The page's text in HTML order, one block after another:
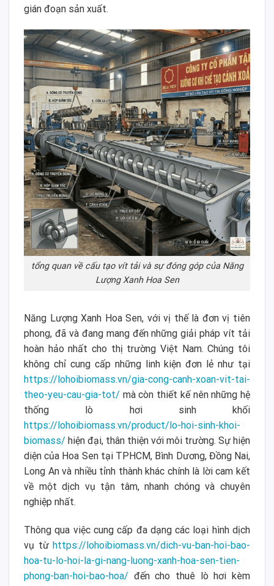
gián đoạn sản xuất.
tổng quan về cấu tạo vít tải và sự đóng góp của Năng
Lượng Xanh Hoa Sen
Năng Lượng Xanh Hoa Sen, với vị thế là đơn vị tiên
phong, đã và đang mang đến những giải pháp vít tải
hoàn hảo nhất cho thị trường Việt Nam. Chúng tôi
không chỉ cung cấp những linh kiện đơn lẻ như tại
https://lohoibiomass.vn/gia-cong-canh-xoan-vit-tai-
theo-yeu-cau-gia-tot/ mà còn thiết kế nên những hệ
thống lò hơi sinh khối
https://lohoibiomass.vn/product/lo-hoi-sinh-khoi-
biomass/ hiện đại, thân thiện với môi trường. Sự hiện
diện của Hoa Sen tại TPHCM, Bình Dương, Đồng Nai,
Long An và nhiều tỉnh thành khác chính là lời cam kết
về một dịch vụ tận tâm, nhanh chóng và chuyên
nghiệp nhất.
Thông qua việc cung cấp đa dạng các loại hình dịch
vụ từ https://lohoibiomass.vn/dich-vu-ban-hoi-bao-
hoa-tu-lo-hoi-la-gi-nang-luong-xanh-hoa-sen-tien-
phong-ban-hoi-bao-hoa/ đến cho thuê lò hơi kèm